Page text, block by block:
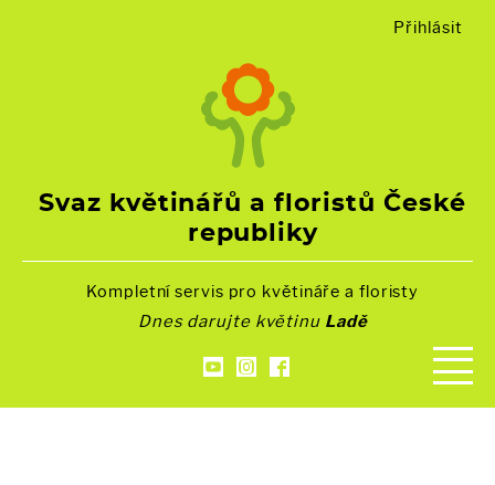
Svaz květinářů a floristů České
republiky
Přihlásit
Kompletní servis pro květináře a floristy
Dnes darujte květinu Ladě